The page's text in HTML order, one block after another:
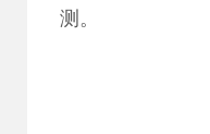
测。